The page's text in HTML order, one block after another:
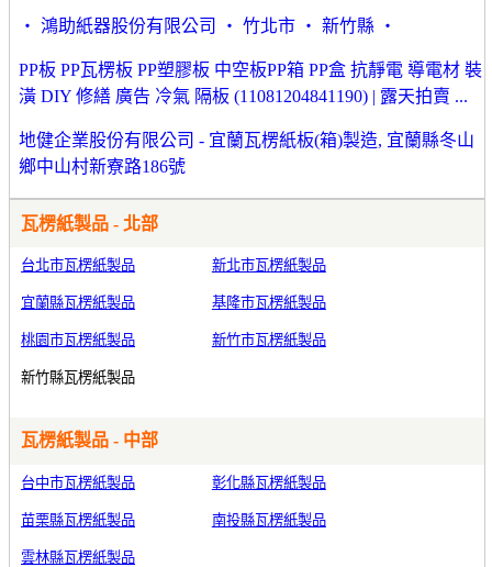
‧ 鴻助紙器股份有限公司 ‧ 竹北市 ‧ 新竹縣 ‧
PP板 PP瓦楞板 PP塑膠板 中空板PP箱 PP盒 抗靜電 導電材 裝
潢 DIY 修繕 廣告 冷氣 隔板 (11081204841190) | 露天拍賣 ...
地健企業股份有限公司 - 宜蘭瓦楞紙板(箱)製造, 宜蘭縣冬山
鄉中山村新寮路186號
瓦楞紙製品 - 北部
台北市瓦楞紙製品 新北市瓦楞紙製品
宜蘭縣瓦楞紙製品 基隆市瓦楞紙製品
桃園市瓦楞紙製品 新竹市瓦楞紙製品
新竹縣瓦楞紙製品
瓦楞紙製品 - 中部
台中市瓦楞紙製品 彰化縣瓦楞紙製品
苗栗縣瓦楞紙製品 南投縣瓦楞紙製品
雲林縣瓦楞紙製品